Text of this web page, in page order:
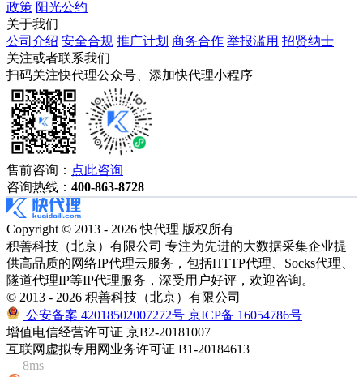
政策 阳光公约
关于我们
公司介绍 安全合规 推广计划 商务合作 举报滥用 招贤纳士
关注或者联系我们
扫码关注快代理公众号、添加快代理小程序
售前咨询： 点此咨询
咨询热线： 400-863-8728
Copyright © 2013 - 2026 快代理 版权所有
积善科技（北京）有限公司 专注为先进的大数据采集企业提
供高品质的网络IP代理云服务，包括HTTP代理、Socks代理、
隧道代理IP等IP代理服务，深受用户好评，欢迎咨询。
© 2013 - 2026 积善科技（北京）有限公司
公安备案 42018502007272号 京ICP备 16054786号
增值电信经营许可证 京B2-20181007
互联网虚拟专用网业务许可证 B1-20184613
8ms